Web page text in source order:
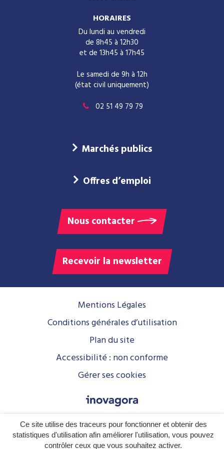
Ce site utilise des traceurs pour fonctionner et obtenir des
statistiques d'utilisation afin améliorer l'utilisation, vous pouvez
contrôler ceux que vous souhaitez activer.
HORAIRES
Du lundi au vendredi
de 8h45 à 12h30
et de 13h45 à 17h45
Le samedi de 9h à 12h
(état civil uniquement)
02 51 49 79 79
Marchés publics
Offres d’emploi
Nous contacter
Recevoir la newsletter
Mentions Légales
Conditions générales d’utilisation
Plan du site
Accessibilité : non conforme
Gérer ses cookies